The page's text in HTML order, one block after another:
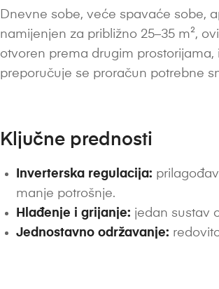
Dnevne sobe, veće spavaće sobe,
namijenjen za približno 25–35 m²,
otvoren prema drugim
preporučuje se proračun potrebne
Ključne prednosti
Inverterska regulacija:
manje potrošnje.
Hlađenje i grijanje: jedan sustav
Jednostavno održavanje: